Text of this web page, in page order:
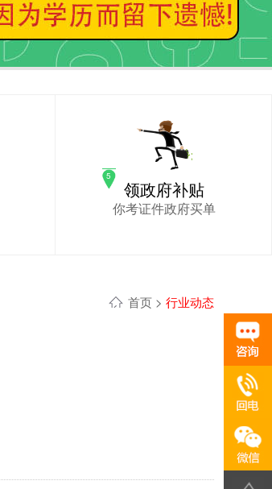
领政府补贴
你考证件政府买单
首页 > 行业动态